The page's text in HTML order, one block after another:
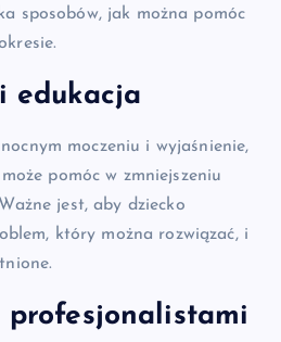
sposobów, jak można pomóc
edukacja
moczeniu i wyjaśnienie,
pomóc w zmniejszeniu
jest, aby dziecko
który można rozwiązać, i
profesjonalistami